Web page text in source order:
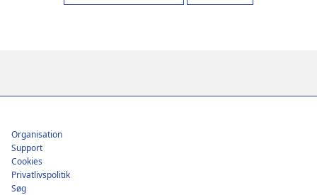
Footer
Organisation
Support
Cookies
Privatlivspolitik
Søg